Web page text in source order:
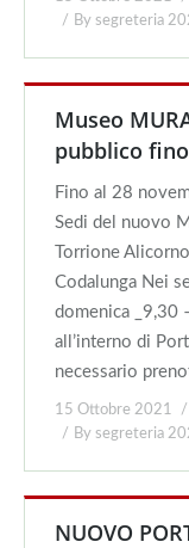
By segreteria
Museo
pubblico
Fino al 28
Sedi del nuovo
Torrione
Codalunga Nei
domenica
all’interno di
necessario
15 Ottobre 2021
By segreteria
NUOVO